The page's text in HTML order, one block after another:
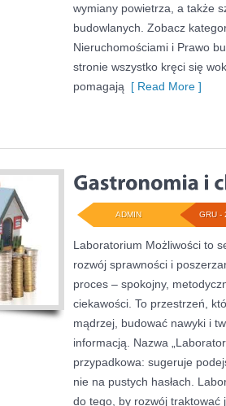
wymiany powietrza, a także
budowlanych. Zobacz
Nieruchomościami i Prawo
stronie wszystko kręci się
pomagają [ Read More ]
GRU -
ADMIN
Laboratorium Możliwości to
rozwój sprawności i
proces – spokojny,
ciekawości. To przestrzeń,
mądrzej, budować nawyki i
informacją. Nazwa
przypadkowa: sugeruje
nie na pustych hasłach.
do tego, by rozwój traktować